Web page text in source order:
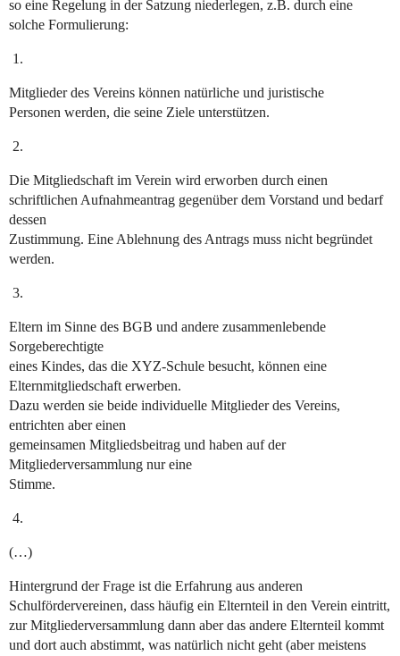
so eine Regelung in der Satzung niederlegen, z.B. durch eine
solche Formulierung:
Mitglieder des Vereins können natürliche und juristische
Personen werden, die seine Ziele unterstützen.
Die Mitgliedschaft im Verein wird erworben durch einen
schriftlichen Aufnahmeantrag gegenüber dem Vorstand und bedarf
dessen
Zustimmung. Eine Ablehnung des Antrags muss nicht begründet
werden.
Eltern im Sinne des BGB und andere zusammenlebende
Sorgeberechtigte
eines Kindes, das die XYZ-Schule besucht, können eine
Elternmitgliedschaft erwerben.
Dazu werden sie beide individuelle Mitglieder des Vereins,
entrichten aber einen
gemeinsamen Mitgliedsbeitrag und haben auf der
Mitgliederversammlung nur eine
Stimme.
(…)
Hintergrund der Frage ist die Erfahrung aus anderen
Schulfördervereinen, dass häufig ein Elternteil in den Verein eintritt,
zur Mitgliederversammlung dann aber das andere Elternteil kommt
und dort auch abstimmt, was natürlich nicht geht (aber meistens